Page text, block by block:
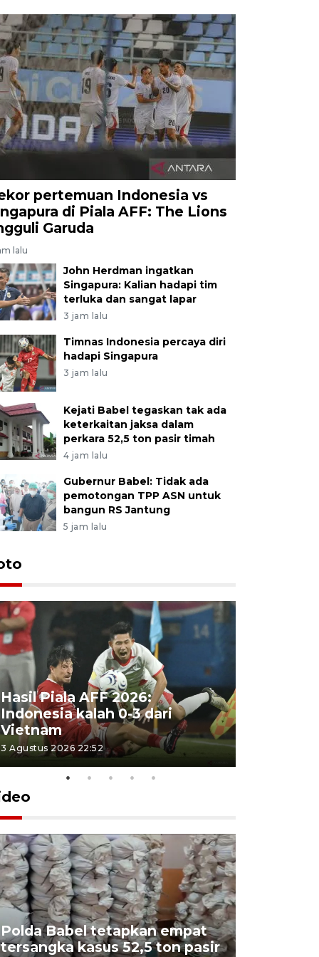
pertemuan Indonesia vs
di Piala AFF: The Lions
Garuda
lalu
John Herdman ingatkan
Singapura: Kalian hadapi tim
terluka dan sangat lapar
3 jam lalu
Timnas Indonesia percaya diri
hadapi Singapura
3 jam lalu
Kejati Babel tegaskan tak ada
keterkaitan jaksa dalam
perkara 52,5 ton pasir timah
4 jam lalu
Gubernur Babel: Tidak ada
pemotongan TPP ASN untuk
bangun RS Jantung
5 jam lalu
Hasil Piala AFF 2026:
Indonesia kalah 0-3 dari
Vietnam
3 Agustus 2026 22:52
Polda Babel tetapkan empat
tersangka kasus 52,5 ton pasir